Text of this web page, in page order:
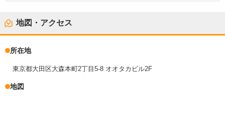
地図・アクセス
所在地
東京都大田区大森本町2丁目5-8 オオタカビル2F
地図